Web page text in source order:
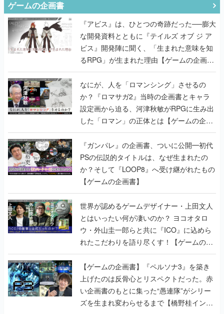
ゲームの企画書
『アビス』は、ひとつの奇跡だった──膨大
な開発資料とともに『テイルズ オブ ジ ア
ビス』開発陣に聞く、「生まれた意味を知
るRPG」が生まれた理由【ゲームの企画
書】
なにが、人を「ロマンシング」させるの
か？『ロマサガ2』当時の企画書とキャラ
設定画から迫る、河津秋敏がRPGに生み出
した「ロマン」の正体とは【ゲームの企画
書】
『ガンパレ』の企画書、ついに公開━初代
PSの伝説的タイトルは、なぜ生まれたの
か？そして『LOOP8』へ受け継がれたもの
【ゲームの企画書】
世界が認めるゲームデザイナー・上田文人
とはいったい何が凄いのか？ ヨコオタロ
ウ・外山圭一郎らと共に『ICO』に込めら
れたこだわりを語り尽くす！【ゲームの企
画書】
【ゲームの企画書】『ペルソナ3』を築き
上げたのは反骨心とリスペクトだった。赤
い企画書のもとに集った“愚連隊”がシリー
ズを生まれ変わらせるまで【橋野桂インタ